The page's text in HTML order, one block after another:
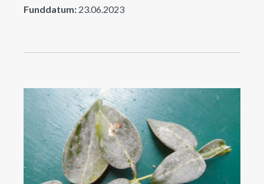
Funddatum: 23.06.2023